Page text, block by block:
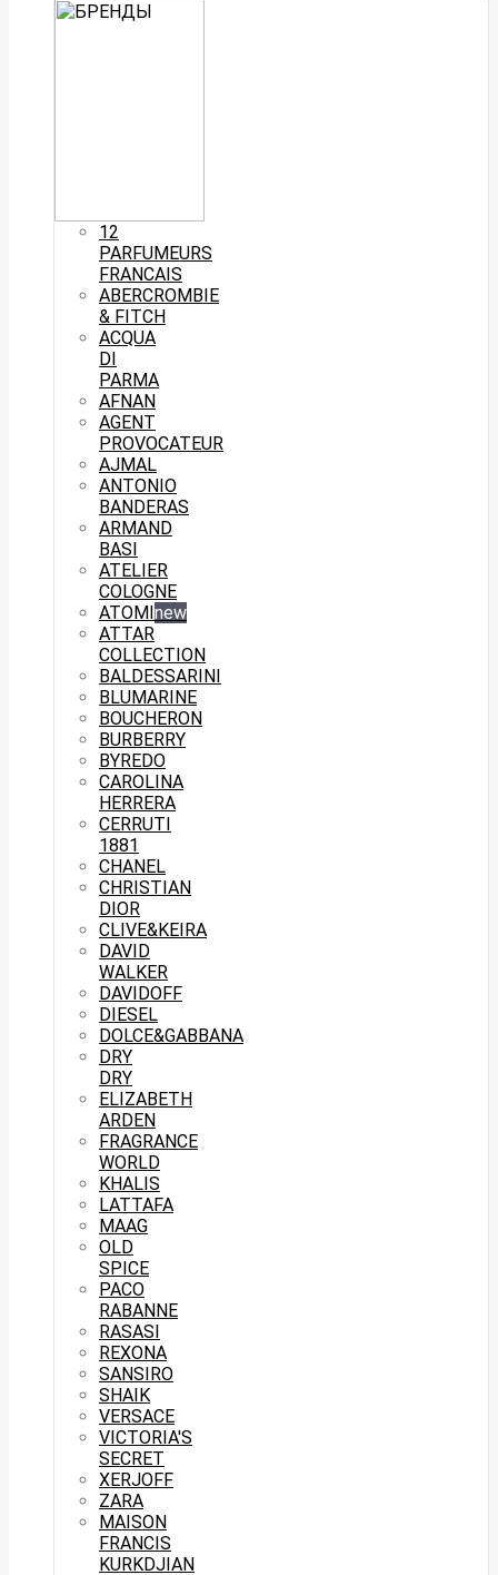
12
PARFUMEURS
FRANCAIS
ABERCROMBIE
& FITCH
ACQUA
DI
PARMA
AFNAN
AGENT
PROVOCATEUR
AJMAL
ANTONIO
BANDERAS
ARMAND
BASI
ATELIER
COLOGNE
ATOMI new
ATTAR
COLLECTION
BALDESSARINI
BLUMARINE
BOUCHERON
BURBERRY
BYREDO
CAROLINA
HERRERA
CERRUTI
1881
CHANEL
CHRISTIAN
DIOR
CLIVE&KEIRA
DAVID
WALKER
DAVIDOFF
DIESEL
DOLCE&GABBANA
DRY
DRY
ELIZABETH
ARDEN
FRAGRANCE
WORLD
KHALIS
LATTAFA
MAAG
OLD
SPICE
PACO
RABANNE
RASASI
REXONA
SANSIRO
SHAIK
VERSACE
VICTORIA'S
SECRET
XERJOFF
ZARA
MAISON
FRANCIS
KURKDJIAN